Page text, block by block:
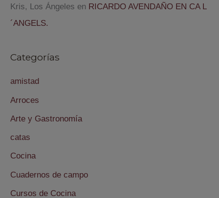
Kris, Los Ángeles en RICARDO AVENDAÑO EN CA L
´ANGELS.
Categorías
amistad
Arroces
Arte y Gastronomía
catas
Cocina
Cuadernos de campo
Cursos de Cocina